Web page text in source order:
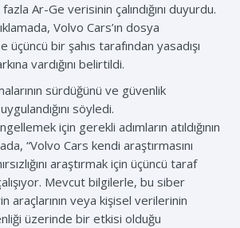
Ar-Ge verisinin çalındığını duyurdu.
Volvo Cars’ın dosya
üçüncü bir şahıs tarafından yasadışı
vardığını belirtildi.
sürdüğünü ve güvenlik
söyledi.
için gerekli adımların atıldığının
“Volvo Cars kendi araştırmasını
araştırmak için üçüncü taraf
Mevcut bilgilerle, bu siber
araçlarının veya kişisel verilerinin
üzerinde bir etkisi olduğu